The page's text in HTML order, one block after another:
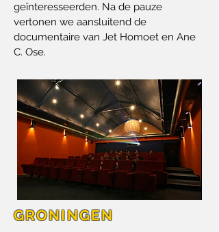
geïnteresseerden. Na de pauze
vertonen we aansluitend de
documentaire van Jet Homoet en Ane
C. Ose.
GRONINGEN